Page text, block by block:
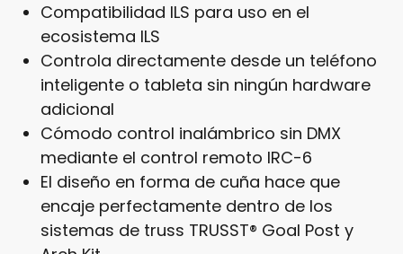
Compatibilidad ILS para uso en el
ecosistema ILS
Controla directamente desde un teléfono
inteligente o tableta sin ningún hardware
adicional
Cómodo control inalámbrico sin DMX
mediante el control remoto IRC-6
El diseño en forma de cuña hace que
encaje perfectamente dentro de los
sistemas de truss TRUSST® Goal Post y